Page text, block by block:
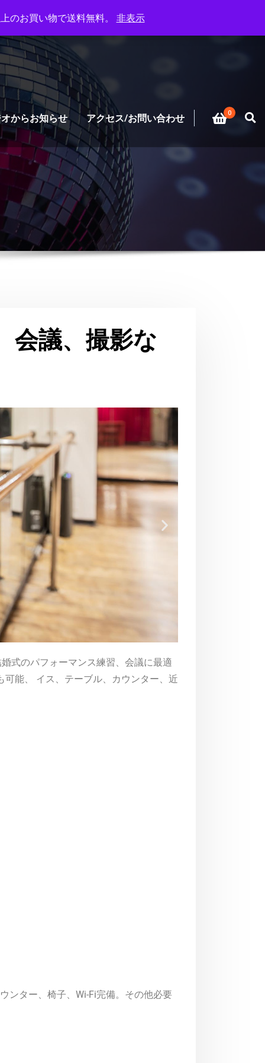
からお知らせ アクセス/お問い合わせ 0
会議、撮影な
式のパフォーマンス練習、会議に最適
能、 イス、テーブル、カウンター、近
ンター、椅子、Wi-Fi完備。その他必要
のお買い物で送料無料。 非表示